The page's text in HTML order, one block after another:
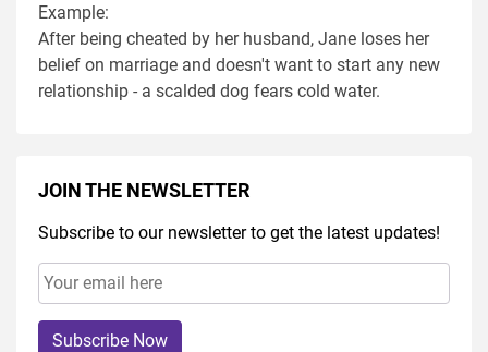
Example:
After being cheated by her husband, Jane loses her
belief on marriage and doesn't want to start any new
relationship - a scalded dog fears cold water.
JOIN THE NEWSLETTER
Subscribe to our newsletter to get the latest updates!
Subscribe Now